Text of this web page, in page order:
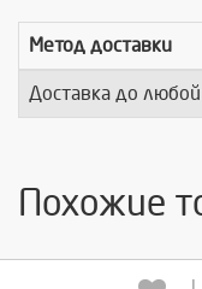
Метод доставки
Доставка до
Похожие